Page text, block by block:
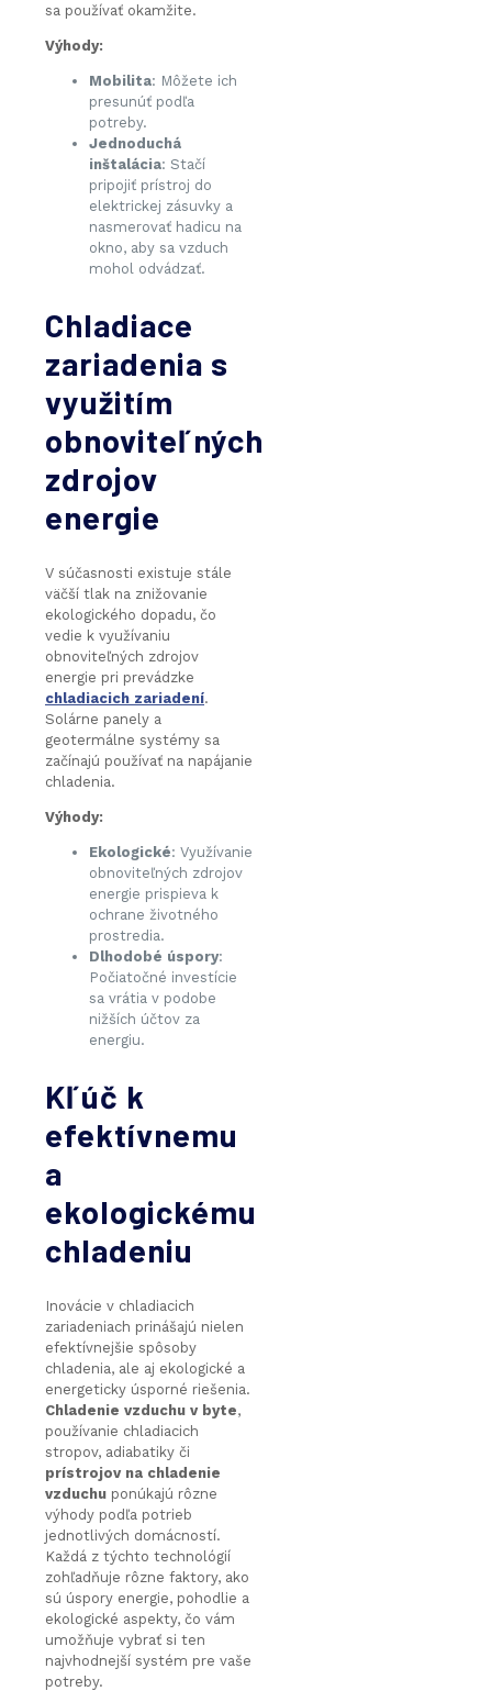
sa používať okamžite.
Výhody:
Mobilita: Môžete ich
presunúť podľa
potreby.
Jednoduchá
inštalácia: Stačí
pripojiť prístroj do
elektrickej zásuvky a
nasmerovať hadicu na
okno, aby sa vzduch
mohol odvádzať.
Chladiace
zariadenia s
využitím
obnoviteľných
zdrojov
energie
V súčasnosti existuje stále
väčší tlak na znižovanie
ekologického dopadu, čo
vedie k využívaniu
obnoviteľných zdrojov
energie pri prevádzke
chladiacich zariadení.
Solárne panely a
geotermálne systémy sa
začínajú používať na napájanie
chladenia.
Výhody:
Ekologické: Využívanie
obnoviteľných zdrojov
energie prispieva k
ochrane životného
prostredia.
Dlhodobé úspory:
Počiatočné investície
sa vrátia v podobe
nižších účtov za
energiu.
Kľúč k
efektívnemu
a
ekologickému
chladeniu
Inovácie v chladiacich
zariadeniach prinášajú nielen
efektívnejšie spôsoby
chladenia, ale aj ekologické a
energeticky úsporné riešenia.
Chladenie vzduchu v byte,
používanie chladiacich
stropov, adiabatiky či
prístrojov na chladenie
vzduchu ponúkajú rôzne
výhody podľa potrieb
jednotlivých domácností.
Každá z týchto technológií
zohľadňuje rôzne faktory, ako
sú úspory energie, pohodlie a
ekologické aspekty, čo vám
umožňuje vybrať si ten
najvhodnejší systém pre vaše
potreby.